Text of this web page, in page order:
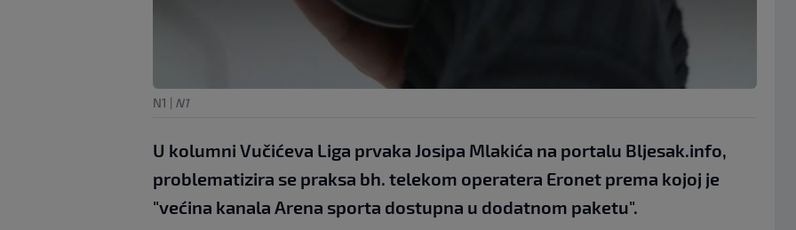
N1 | N1
U kolumni Vučićeva Liga prvaka Josipa Mlakića na portalu Bljesak.info,
problematizira se praksa bh. telekom operatera Eronet prema kojoj je
"većina kanala Arena sporta dostupna u dodatnom paketu".